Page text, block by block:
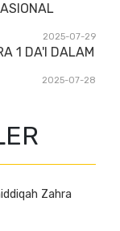
2025-07-29
1 DA'I DALAM
2025-07-28
Zahra